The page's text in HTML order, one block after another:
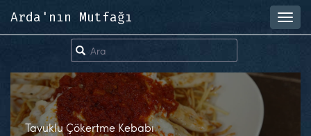
Arda'nın Mutfağı
Tavuklu Çökertme Kebabı